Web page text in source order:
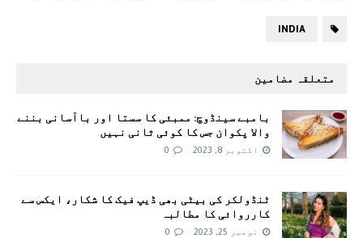
INDIA
متعلقہ مضامین
بامبے سینڈوچ: ممبئی کا سستا اور باآسانی بننے
والا پکوان جس کا کوئی ثانی نہیں
اکتوبر 8, 2023 0
ٹنڈولکر کی بیٹی بھی ڈیپ فیک کا شکار، ایکس سے
کارروائی کا مطالبہ
نومبر 25, 2023 0